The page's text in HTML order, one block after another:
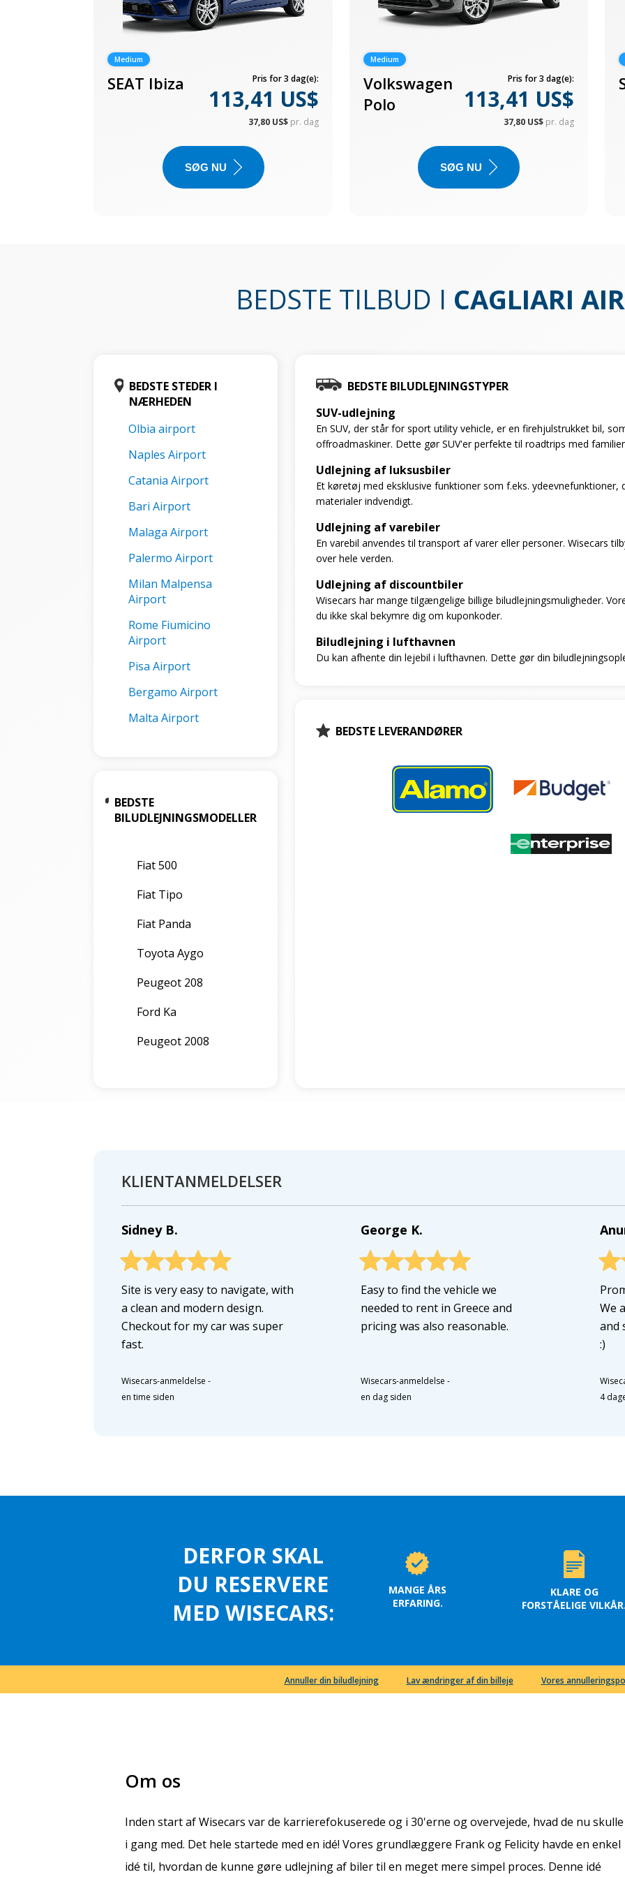
Medium
SEAT Ibiza Pris for 3 dag(e):
113,41 US$
37,80 US$ pr. dag
SØG NU
Medium
Volkswagen
Polo
Pris for 3 dag(e):
113,41 US$
37,80 US$ pr. dag
SØG NU
BEDSTE TILBUD I CAGLIARI
BEDSTE STEDER I
NÆRHEDEN
Olbia airport
Naples Airport
Catania Airport
Bari Airport
Malaga Airport
Palermo Airport
Milan Malpensa
Airport
Rome Fiumicino
Airport
Pisa Airport
Bergamo Airport
Malta Airport
BEDSTE
BILUDLEJNINGSMODELLER
Fiat 500
Fiat Tipo
Fiat Panda
Toyota Aygo
Peugeot 208
Ford Ka
Peugeot 2008
BEDSTE BILUDLEJNINGSTYPER
SUV-udlejning
En SUV, der står for sport utility vehicle, er en firehjulstrukket bil,
offroadmaskiner. Dette gør SUV'er perfekte til roadtrips med
Udlejning af luksusbiler
Et køretøj med eksklusive funktioner som f.eks.
materialer indvendigt.
Udlejning af varebiler
En varebil anvendes til transport af varer eller personer. Wisecars
over hele verden.
Udlejning af discountbiler
Wisecars har mange tilgængelige billige biludlejningsmuligheder.
du ikke skal bekymre dig om kuponkoder.
Biludlejning i lufthavnen
Du kan afhente din lejebil i lufthavnen. Dette gør din
BEDSTE LEVERANDØRER
KLIENTANMELDELSER
Sidney B.
Site is very easy to navigate, with
a clean and modern design.
Checkout for my car was super
fast.
Wisecars-anmeldelse -
en time siden
George K.
Easy to find the vehicle we
needed to rent in Greece and
pricing was also reasonable.
Wisecars-anmeldelse -
en dag siden
We
and
:)
4
DERFOR SKAL
DU RESERVERE
MED WISECARS:
MANGE ÅRS
ERFARING.
KLARE OG
FORSTÅELIGE
Annuller din biludlejning Lav ændringer af din billeje Vores
Om os
Inden start af Wisecars var de karrierefokuserede og i 30'erne og overvejede, hvad de nu skulle
i gang med. Det hele startede med en idé! Vores grundlæggere Frank og Felicity havde en enkel
idé til, hvordan de kunne gøre udlejning af biler til en meget mere simpel proces. Denne idé